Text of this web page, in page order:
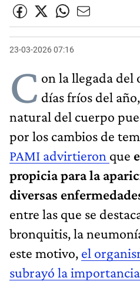
23-03-2026 07:16
C on la llegada del
días fríos del
natural del cuerpo
por los cambios de
PAMI advirtieron que
propicia para la
diversas
entre las que se
bronquitis, la
este motivo, el
subrayó la importancia